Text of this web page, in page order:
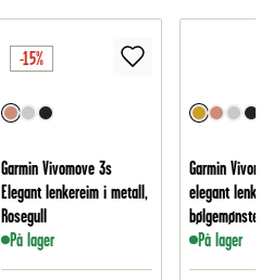
-15%
Garmin Vivomove 3s
Elegant lenkereim i metall,
Rosegull
På lager
Garmin
elegant
bølgemønster,
På lager